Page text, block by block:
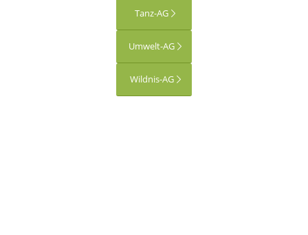
Tanz-AG
Umwelt-AG
Wildnis-AG